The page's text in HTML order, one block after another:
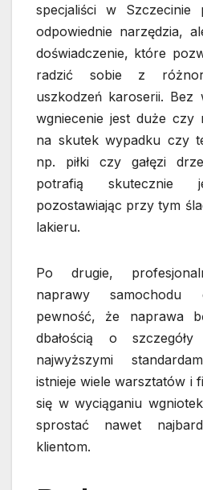
specjaliści w Szczecinie
odpowiednie narzędzia,
doświadczenie, które
radzić sobie z
uszkodzeń karoserii.
wgniecenie jest duże czy
na skutek wypadku czy
np. piłki czy gałęzi
potrafią
pozostawiając przy tym
lakieru.
Po drugie,
naprawy samochodu
pewność, że naprawa
dbałością o
najwyższymi
istnieje wiele warsztatów i
się w wyciąganiu
sprostać nawet
klientom.